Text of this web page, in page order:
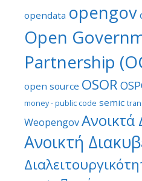
opendata opengov
Open
Partnership
open source OSOR
money - public code semic
WeopengovΑνοικτά
Ανοικτή